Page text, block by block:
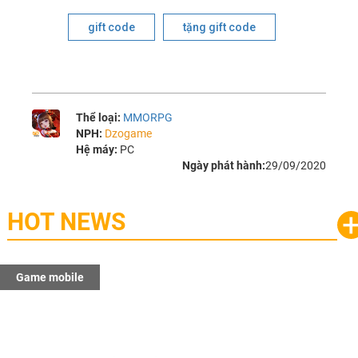
gift code tặng gift code
Thể loại: MMORPG
NPH: Dzogame
Hệ máy: PC
Ngày phát hành:29/09/2020
HOT NEWS
Game mobile